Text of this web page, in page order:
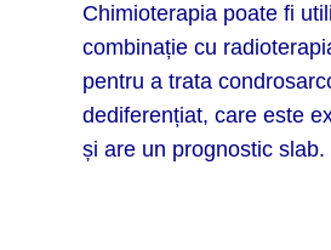
Chimioterapia poate fi
combinație cu
pentru a trata
dediferențiat, care este
și are un prognostic slab.